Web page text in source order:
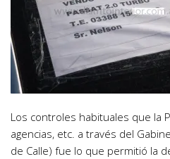
Los controles habituales que la
agencias, etc. a través del
de Calle) fue lo que permitió la